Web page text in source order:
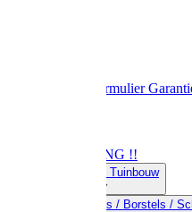
Retourformulier
OPRUIMING !!
01) Land-& Tuinbouw
02) Bezems / Borstels /